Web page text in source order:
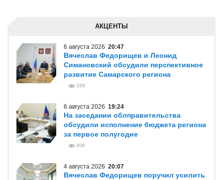
АКЦЕНТЫ
6 августа 2026 20:47
Вячеслав Федорищев и Леонид
Симановский обсудили перспективное
развитие Самарского региона
336
6 августа 2026 19:24
На заседании облправительства
обсудили исполнение бюджета региона
за первое полугодие
406
4 августа 2026 20:07
Вячеслав Федорищев поручил усилить